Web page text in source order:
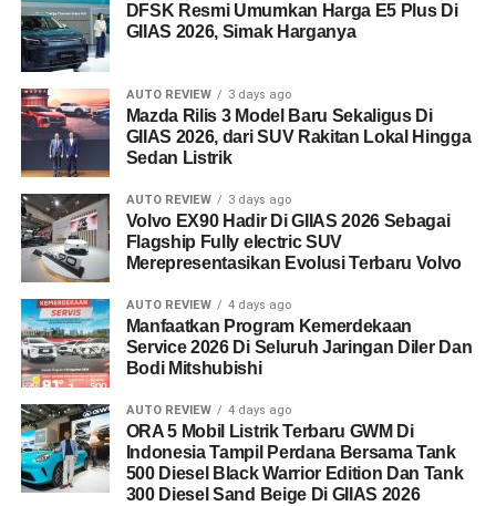
DFSK Resmi Umumkan Harga E5 Plus Di
GIIAS 2026, Simak Harganya
AUTO REVIEW 3 days ago
Mazda Rilis 3 Model Baru Sekaligus Di
GIIAS 2026, dari SUV Rakitan Lokal Hingga
Sedan Listrik
AUTO REVIEW 3 days ago
Volvo EX90 Hadir Di GIIAS 2026 Sebagai
Flagship Fully electric SUV
Merepresentasikan Evolusi Terbaru Volvo
AUTO REVIEW 4 days ago
Manfaatkan Program Kemerdekaan
Service 2026 Di Seluruh Jaringan Diler Dan
Bodi Mitshubishi
AUTO REVIEW 4 days ago
ORA 5 Mobil Listrik Terbaru GWM Di
Indonesia Tampil Perdana Bersama Tank
500 Diesel Black Warrior Edition Dan Tank
300 Diesel Sand Beige Di GIIAS 2026